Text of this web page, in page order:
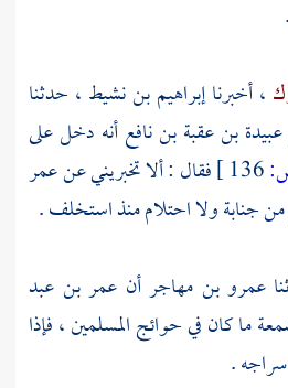
، أخبرناإبراهيم بن نشيط ، حدثنا
عبيدة بن عقبة بن نافعأنه دخل على
فقال : ألا تخبريني عنعمر
جنابة ولا احتلام منذ استخلف .
عمرو بن مهاجرأن عمر بن عبد
ما كان في حوائج المسلمين ، فإذا
.